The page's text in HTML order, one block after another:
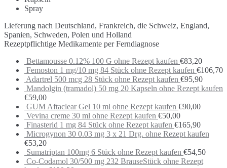
Spray
Lieferung nach Deutschland, Frankreich, die Schweiz, England,
Spanien, Schweden, Polen und Holland
Rezeptpflichtige Medikamente per Ferndiagnose
Bettamousse 0.12% 100 G ohne Rezept kaufen €83,20
Femoston 1 mg/10 mg 84 Stück ohne Rezept kaufen €106,70
Adartrel 500 mcg 28 Stück ohne Rezept kaufen €95,90
Mandolgin (tramadol) 50 mg 20 Kapseln ohne Rezept kaufen
€59,00
GUM Aftaclear Gel 10 ml ohne Rezept kaufen €90,00
Vevina creme 30 ml ohne Rezept kaufen €50,00
Finasterid 1 mg 84 Stück ohne Rezept kaufen €165,90
Microgynon 30 0.03 mg 3 x 21 Drg. ohne Rezept kaufen
€53,20
Sumatriptan 100mg 6 Stück ohne Rezept kaufen €54,50
Co-Codamol 30/500 mg 232 BrauseStück ohne Rezept